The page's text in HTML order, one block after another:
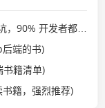
开发者都中招)
端的书)
书籍清单)
籍，强烈推荐)